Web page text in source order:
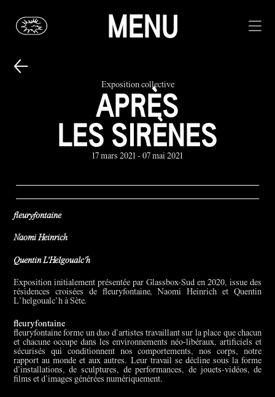
MENU
Exposition collective
APRÈS
LES SIRÈNES
17 mars 2021 - 07 mai 2021
fleuryfontaine
Naomi Heinrich
Quentin L'Helgoualc'h
Exposition initialement présentée par Glassbox-Sud en 2020, issue des
résidences croisées de fleuryfontaine, Naomi Heinrich et Quentin
L’helgoualc’h à Sète.
fleuryfontaine
fleuryfontaine forme un duo d’artistes travaillant sur la place que chacun
et chacune occupe dans les environnements néo-libéraux, artificiels et
sécurisés qui conditionnent nos comportements, nos corps, notre
rapport au monde et aux autres. Leur travail se décline sous la forme
d’installations, de sculptures, de performances, de jouets-vidéos, de
films et d’images générées numériquement.